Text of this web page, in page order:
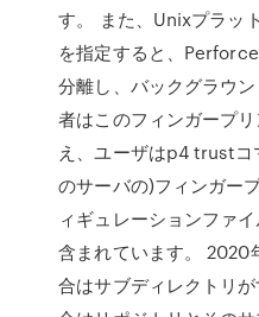
す。 また、Unixプラッ
を指定すると、
分離し、バックグラウ
者はこのフィンガープ
え、ユーザはp4 trustコ
のサーバの)フィンガー
ィギュレーションファ
含まれています。 2020
合はサブディレクトリ